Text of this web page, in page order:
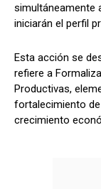
simultáneamente
iniciarán el perfil
Esta acción se
refiere a
Productivas,
fortalecimiento
crecimiento